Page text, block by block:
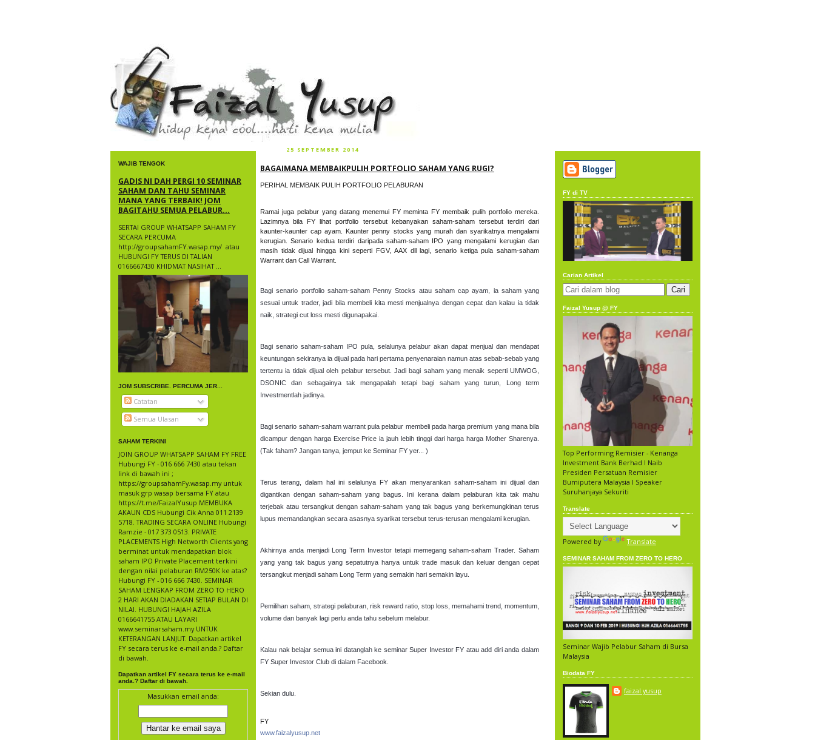
faizal yusup
WAJIB TENGOK
GADIS NI DAH PERGI 10 SEMINAR
SAHAM DAN TAHU SEMINAR
MANA YANG TERBAIK! JOM
BAGITAHU SEMUA PELABUR...
SERTAI GROUP WHATSAPP SAHAM FY
SECARA PERCUMA
http://groupsahamFY.wasap.my/ ​ atau
HUBUNGI FY TERUS DI TALIAN
0166667430 KHIDMAT NASIHAT ...
JOM SUBSCRIBE. PERCUMA JER...
Catatan
Semua Ulasan
SAHAM TERKINI
JOIN GROUP WHATSAPP SAHAM FY FREE
Hubungi FY - 016 666 7430 atau tekan
link di bawah ini ;
https://groupsahamFy.wasap.my untuk
masuk grp wasap bersama FY atau
https://t.me/FaizalYusup MEMBUKA
AKAUN CDS Hubungi Cik Anna 011 2139
5718. TRADING SECARA ONLINE Hubungi
Ramzie - 017 373 0513. PRIVATE
PLACEMENTS High Networth Clients yang
berminat untuk mendapatkan blok
saham IPO Private Placement terkini
dengan nilai pelaburan RM250K ke atas?
Hubungi FY - 016 666 7430. SEMINAR
SAHAM LENGKAP FROM ZERO TO HERO
2 HARI AKAN DIADAKAN SETIAP BULAN DI
NILAI. HUBUNGI HAJAH AZILA
0166641755 ATAU LAYARI
www.seminarsaham.my UNTUK
KETERANGAN LANJUT. Dapatkan artikel
FY secara terus ke e-mail anda.? Daftar
di bawah.
Dapatkan artikel FY secara terus ke e-mail
anda.? Daftar di bawah.
Masukkan email anda:
25 SEPTEMBER 2014
BAGAIMANA MEMBAIKPULIH PORTFOLIO SAHAM YANG RUGI?
PERIHAL MEMBAIK PULIH PORTFOLIO PELABURAN
Ramai juga pelabur yang datang menemui FY meminta FY membaik pulih portfolio mereka.
Lazimnya bila FY lihat portfolio tersebut kebanyakan saham-saham tersebut terdiri dari
kaunter-kaunter cap ayam. Kaunter penny stocks yang murah dan syarikatnya mengalami
kerugian. Senario kedua terdiri daripada saham-saham IPO yang mengalami kerugian dan
masih tidak dijual hingga kini seperti FGV, AAX dll lagi, senario ketiga pula saham-saham
Warrant dan Call Warrant.
Bagi senario portfolio saham-saham Penny Stocks atau saham cap ayam, ia saham yang
sesuai untuk trader, jadi bila membeli kita mesti menjualnya dengan cepat dan kalau ia tidak
naik, strategi cut loss mesti digunapakai.
Bagi senario saham-saham IPO pula, selalunya pelabur akan dapat menjual dan mendapat
keuntungan sekiranya ia dijual pada hari pertama penyenaraian namun atas sebab-sebab yang
tertentu ia tidak dijual oleh pelabur tersebut. Jadi bagi saham yang menaik seperti UMWOG,
DSONIC dan sebagainya tak mengapalah tetapi bagi saham yang turun, Long term
Investmentlah jadinya.
Bagi senario saham-saham warrant pula pelabur membeli pada harga premium yang mana bila
dicampur dengan harga Exercise Price ia jauh lebih tinggi dari harga harga Mother Sharenya.
(Tak faham? Jangan tanya, jemput ke Seminar FY yer... )
Terus terang, dalam hal ini selalunya FY akan menyarankan saham-saham ini dijual dan
digantikan dengan saham-saham yang bagus. Ini kerana dalam pelaburan kita tak mahu
terjebak atau tersangkut dengan saham-saham yang tak bagus yang berkemungkinan terus
lupus memandangkan secara asasnya syarikat tersebut terus-terusan mengalami kerugian.
Akhirnya anda menjadi Long Term Investor tetapi memegang saham-saham Trader. Saham
yang yang tak bagus yang sepatutnya hanya untuk trade masuk dan keluar dengan cepat
tersangkut menjadi saham Long Term yang semakin hari semakin layu.
Pemilihan saham, strategi pelaburan, risk reward ratio, stop loss, memahami trend, momentum,
volume dan banyak lagi perlu anda tahu sebelum melabur.
Kalau nak belajar semua ini datanglah ke seminar Super Investor FY atau add diri anda dalam
FY Super Investor Club di dalam Facebook.
Sekian dulu.
FY
www.faizalyusup.net
FY di TV
Carian Artikel
Faizal Yusup @ FY
Top Performing Remisier - Kenanga
Investment Bank Berhad l Naib
Presiden Persatuan Remisier
Bumiputera Malaysia l Speaker
Suruhanjaya Sekuriti
Translate
Powered by Translate
SEMINAR SAHAM FROM ZERO TO HERO
Seminar Wajib Pelabur Saham di Bursa
Malaysia
Biodata FY
faizal yusup